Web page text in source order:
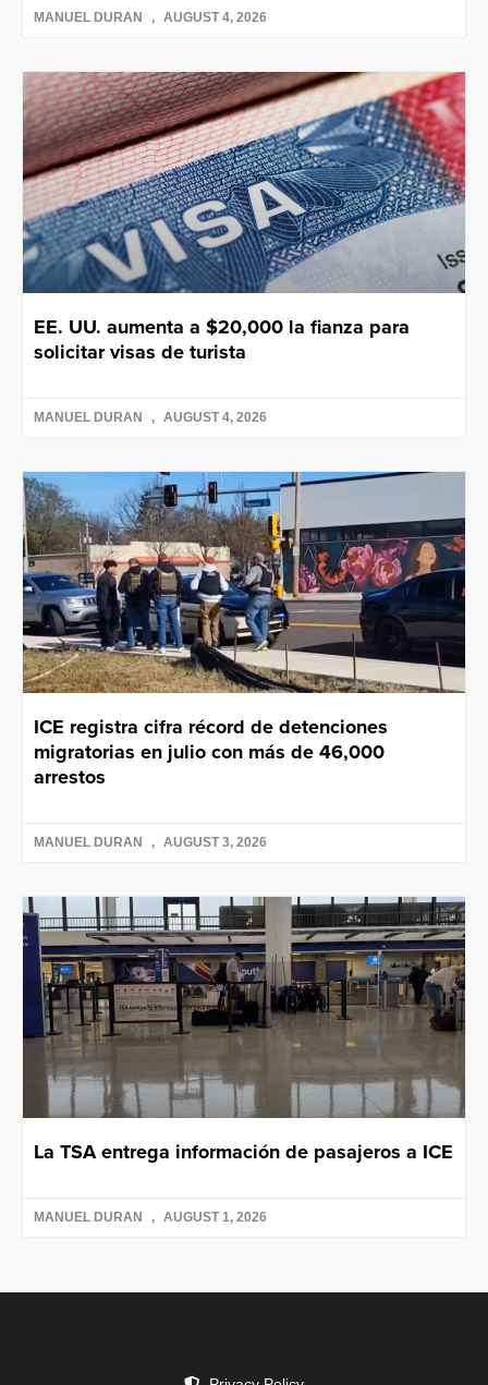
MANUEL DURAN AUGUST 4, 2026
EE. UU. aumenta a $20,000 la fianza para
solicitar visas de turista
MANUEL DURAN AUGUST 4, 2026
ICE registra cifra récord de detenciones
migratorias en julio con más de 46,000
arrestos
MANUEL DURAN AUGUST 3, 2026
La TSA entrega información de pasajeros a ICE
MANUEL DURAN AUGUST 1, 2026